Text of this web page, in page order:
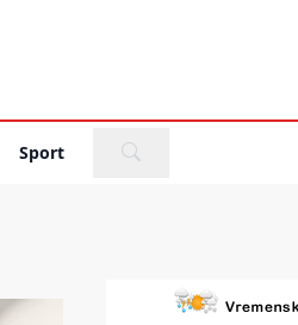
Sport